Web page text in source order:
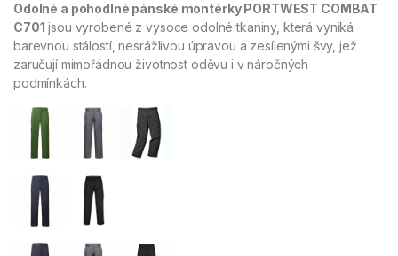
Odolné a pohodlné pánské montérky PORTWEST COMBAT
C701 jsou vyrobené z vysoce odolné tkaniny, která vyniká
barevnou stálostí, nesrážlivou úpravou a zesílenými švy, jež
zaručují mimořádnou životnost oděvu i v náročných
podmínkách.